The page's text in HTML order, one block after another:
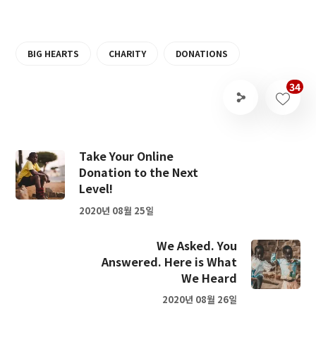
BIG HEARTS CHARITY DONATIONS
34
Take Your Online
Donation to the Next
Level!
2020년 08월 25일
We Asked. You
Answered. Here is What
We Heard
2020년 08월 26일